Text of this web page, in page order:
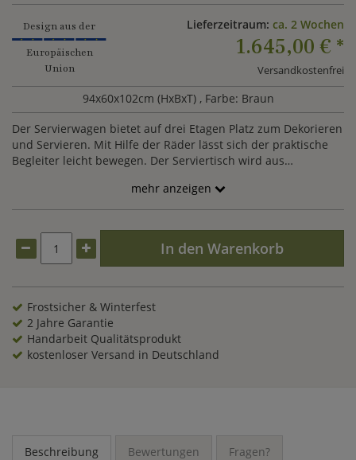
Design aus der
Europäischen
Union
Lieferzeitraum: ca. 2 Wochen
1.645,00 € *
Versandkostenfrei
94x60x102cm (HxBxT) , Farbe: Braun
Der Servierwagen bietet auf drei Etagen Platz zum Dekorieren
und Servieren. Mit Hilfe der Räder lässt sich der praktische
Begleiter leicht bewegen. Der Serviertisch wird aus
erstrahlt in einem ansprechenden Flechtdesign.
mehr anzeigen
In den Warenkorb
Frostsicher & Winterfest
2 Jahre Garantie
Handarbeit Qualitätsprodukt
kostenloser Versand in Deutschland
Beschreibung Bewertungen Fragen?